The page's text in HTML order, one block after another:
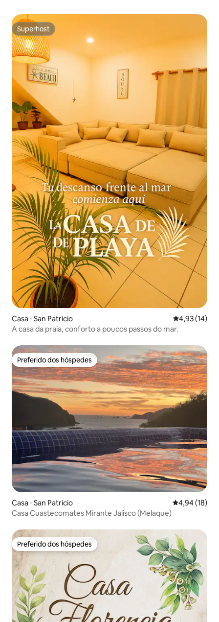
Superhost
Superhost
Casa ⋅ San Patricio 4,93 de uma
4,93 (14)
A casa da praia, conforto a poucos passos do mar.
Preferido dos hóspedes
Preferido dos hóspedes
Casa ⋅ San Patricio 4,94 de uma
4,94 (18)
Casa Cuastecomates Mirante Jalisco (Melaque)
Preferido dos hóspedes
Preferido dos hóspedes